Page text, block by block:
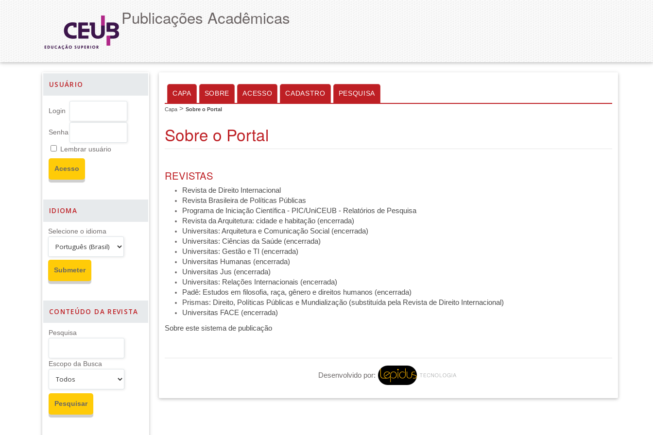
Publicações Acadêmicas
USUÁRIO
Login
Senha
Lembrar usuário
IDIOMA
Selecione o idioma
CONTEÚDO DA REVISTA
Pesquisa
Escopo da Busca
CAPA SOBRE ACESSO CADASTRO PESQUISA
Capa > Sobre o Portal
Sobre o Portal
REVISTAS
Revista de Direito Internacional
Revista Brasileira de Políticas Públicas
Programa de Iniciação Científica - PIC/UniCEUB - Relatórios de Pesquisa
Revista da Arquitetura: cidade e habitação (encerrada)
Universitas: Arquitetura e Comunicação Social (encerrada)
Universitas: Ciências da Saúde (encerrada)
Universitas: Gestão e TI (encerrada)
Universitas Humanas (encerrada)
Universitas Jus (encerrada)
Universitas: Relações Internacionais (encerrada)
Padê: Estudos em filosofia, raça, gênero e direitos humanos (encerrada)
Prismas: Direito, Políticas Públicas e Mundialização (substituída pela Revista de Direito Internacional)
Universitas FACE (encerrada)
Sobre este sistema de publicação
Desenvolvido por: